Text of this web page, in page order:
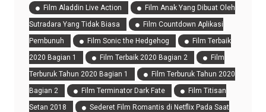
Film Aladdin Live Action
Film Anak Yang Dibuat Oleh
Sutradara Yang Tidak Biasa
Film Countdown Aplikasi
Pembunuh
Film Sonic the Hedgehog
Film Terbaik
2020 Bagian 1
Film Terbaik 2020 Bagian 2
Film
Terburuk Tahun 2020 Bagian 1
Film Terburuk Tahun 2020
Bagian 2
Film Terminator Dark Fate
Film Titisan
Setan 2018
Sederet Film Romantis di Netflix Pada Saat